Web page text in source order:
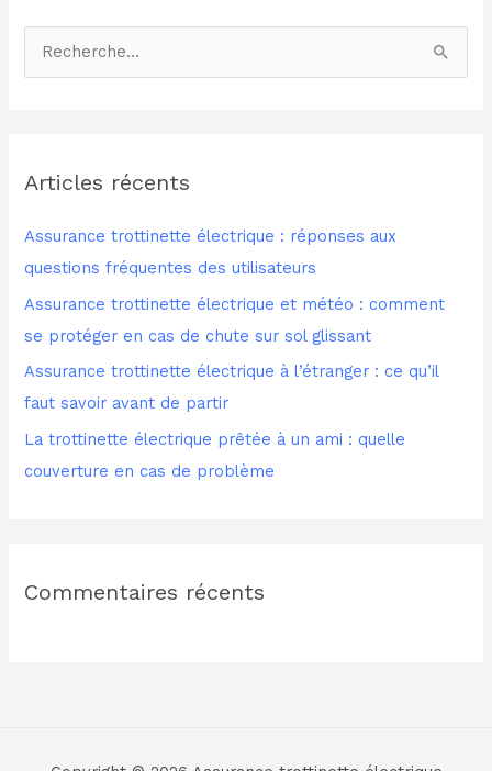
e
c
h
e
r
:
Articles récents
Assurance trottinette électrique : réponses aux
questions fréquentes des utilisateurs
Assurance trottinette électrique et météo : comment
se protéger en cas de chute sur sol glissant
Assurance trottinette électrique à l’étranger : ce qu’il
faut savoir avant de partir
La trottinette électrique prêtée à un ami : quelle
couverture en cas de problème
Commentaires récents